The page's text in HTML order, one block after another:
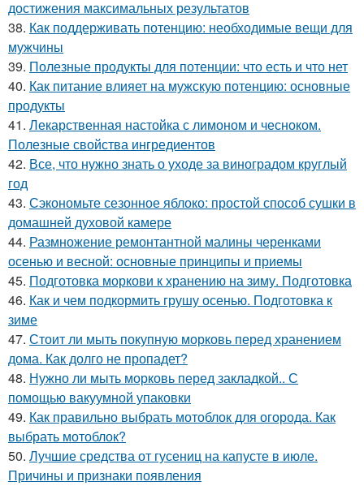
достижения максимальных результатов
38. Как поддерживать потенцию: необходимые вещи для
мужчины
39. Полезные продукты для потенции: что есть и что нет
40. Как питание влияет на мужскую потенцию: основные
продукты
41. Лекарственная настойка с лимоном и чесноком.
Полезные свойства ингредиентов
42. Все, что нужно знать о уходе за виноградом круглый
год
43. Сэкономьте сезонное яблоко: простой способ сушки в
домашней духовой камере
44. Размножение ремонтантной малины черенками
осенью и весной: основные принципы и приемы
45. Подготовка моркови к хранению на зиму. Подготовка
46. Как и чем подкормить грушу осенью. Подготовка к
зиме
47. Стоит ли мыть покупную морковь перед хранением
дома. Как долго не пропадет?
48. Нужно ли мыть морковь перед закладкой.. С
помощью вакуумной упаковки
49. Как правильно выбрать мотоблок для огорода. Как
выбрать мотоблок?
50. Лучшие средства от гусениц на капусте в июле.
Причины и признаки появления